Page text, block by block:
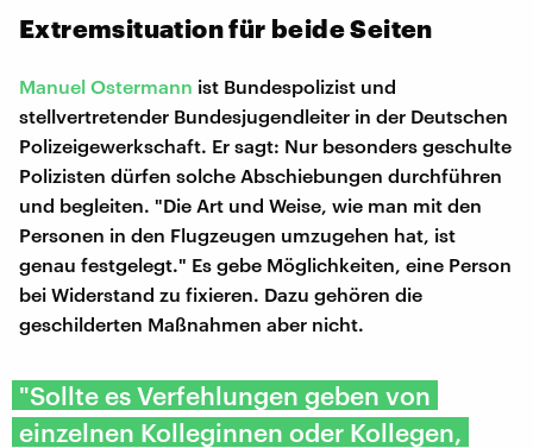
Extremsituation für beide Seiten
Manuel Ostermann ist Bundespolizist und
stellvertretender Bundesjugendleiter in der Deutschen
Polizeigewerkschaft. Er sagt: Nur besonders geschulte
Polizisten dürfen solche Abschiebungen durchführen
und begleiten. "Die Art und Weise, wie man mit den
Personen in den Flugzeugen umzugehen hat, ist
genau festgelegt." Es gebe Möglichkeiten, eine Person
bei Widerstand zu fixieren. Dazu gehören die
geschilderten Maßnahmen aber nicht.
"Sollte es Verfehlungen geben von
einzelnen Kolleginnen oder Kollegen,